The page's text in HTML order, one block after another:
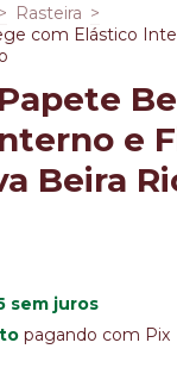
> Rasteira >
com Elástico
e
Beira
sem juros
pagando com Pix